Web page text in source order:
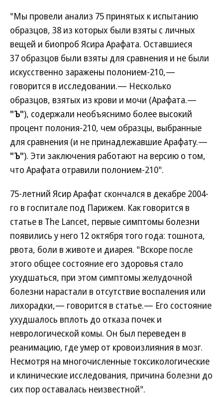
"Мы провели анализ 75 принятых к испытанию
образцов, 38 из которых были взяты с личных
вещей и биопроб Ясира Арафата. Оставшиеся
37 образцов были взяты для сравнения и не были
искусственно заражены полонием-210,—
говорится в исследовании.— Несколько
образцов, взятых из крови и мочи (Арафата.—
"Ъ"), содержали необъяснимо более высокий
процент полония-210, чем образцы, выбранные
для сравнения (и не принадлежавшие Арафату.—
"Ъ"). Эти заключения работают на версию о том,
что Арафата отравили полонием-210".
75-летний Ясир Арафат скончался в декабре 2004-
го в госпитале под Парижем. Как говорится в
статье в The Lancet, первые симптомы болезни
появились у него 12 октября того года: тошнота,
рвота, боли в животе и диарея. "Вскоре после
этого общее состояние его здоровья стало
ухудшаться, при этом симптомы желудочной
болезни нарастали в отсутствие воспаления или
лихорадки,— говорится в статье.— Его состояние
ухудшалось вплоть до отказа почек и
неврологической комы. Он был переведен в
реанимацию, где умер от кровоизлияния в мозг.
Несмотря на многочисленные токсикологические
и клинические исследования, причина болезни до
сих пор оставалась неизвестной".